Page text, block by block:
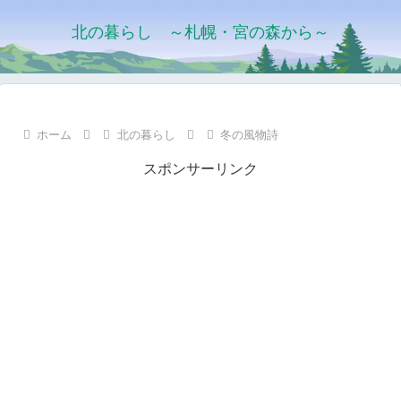
北の暮らし ～札幌・宮の森から～
ホーム 北の暮らし 冬の風物詩
スポンサーリンク